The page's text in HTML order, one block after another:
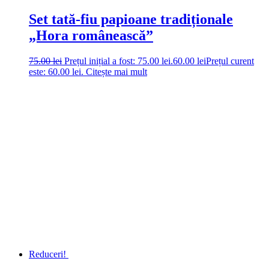
Set tată-fiu papioane tradiționale
„Hora românească”
75.00lei Prețul inițial a fost: 75.00 lei.60.00 leiPrețul curent
este: 60.00 lei. Citește mai mult
Reduceri!